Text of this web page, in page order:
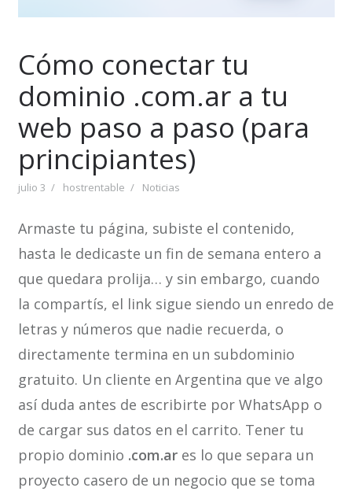
Cómo conectar tu
dominio .com.ar a tu
web paso a paso (para
principiantes)
julio 3 hostrentable Noticias
Armaste tu página, subiste el contenido,
hasta le dedicaste un fin de semana entero a
que quedara prolija… y sin embargo, cuando
la compartís, el link sigue siendo un enredo de
letras y números que nadie recuerda, o
directamente termina en un subdominio
gratuito. Un cliente en Argentina que ve algo
así duda antes de escribirte por WhatsApp o
de cargar sus datos en el carrito. Tener tu
propio dominio .com.ares lo que separa un
proyecto casero de un negocio que se toma